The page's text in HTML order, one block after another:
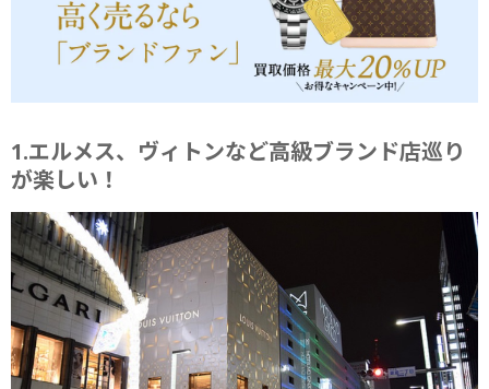
1.エルメス、ヴィトンなど高級ブランド店巡り
が楽しい！